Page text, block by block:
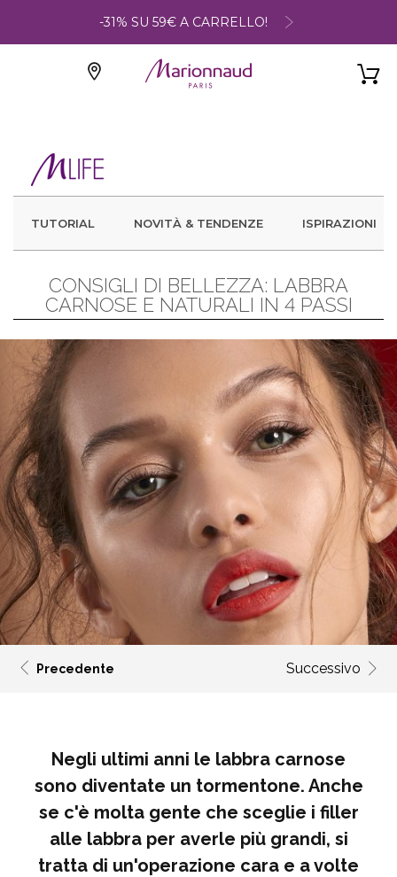
-31% SU 59€ A CARRELLO!
TUTORIAL NOVITÀ & TENDENZE ISPIRAZIONI
CONSIGLI DI BELLEZZA: LABBRA
CARNOSE E NATURALI IN 4 PASSI
Precedente Successivo
Negli ultimi anni le labbra carnose
sono diventate un tormentone. Anche
se c'è molta gente che sceglie i filler
alle labbra per averle più grandi, si
tratta di un'operazione cara e a volte